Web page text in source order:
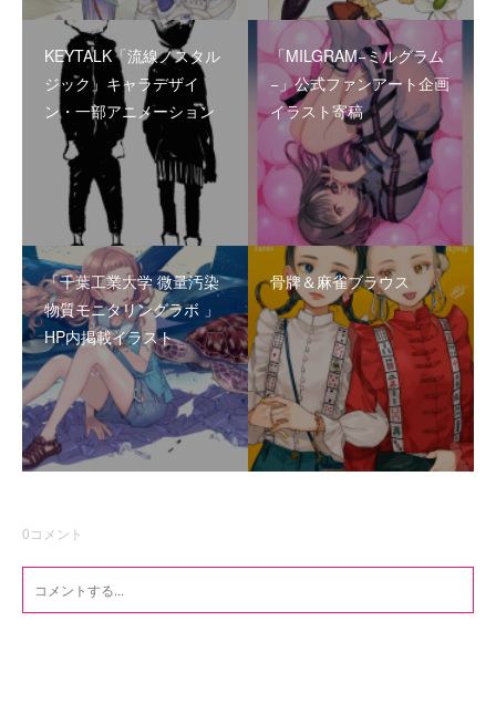
KEYTALK「流線ノスタル
ジック」キャラデザイ
ン・一部アニメーション
「MILGRAM−ミルグラム
−」公式ファンアート企画
イラスト寄稿
「千葉工業大学 微量汚染
物質モニタリングラボ 」
HP内掲載イラスト
骨牌＆麻雀ブラウス
0コメント